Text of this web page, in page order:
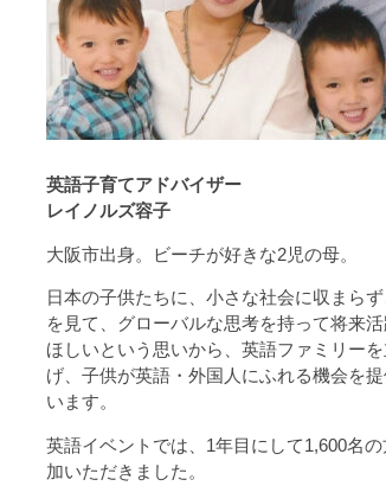
英語子育てアドバイザー
レイノルズ容子
大阪市出身。ビーチが好きな2児の母。
日本の子供たちに、小さな社会に収まら
を見て、グローバルな思考を持って将来活
ほしいという思いから、英語ファミリー
げ、子供が英語・外国人にふれる機会を提
います。
英語イベントでは、1年目にして1,600名の
加いただきました。